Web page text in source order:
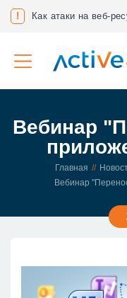
! Соответствие ФЗ
Вебинар
Главная
Вебинар